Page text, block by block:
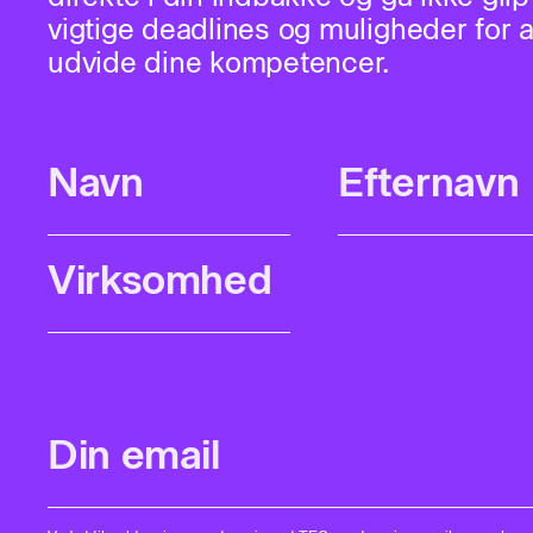
vigtige deadlines og muligheder for
udvide dine kompetencer.